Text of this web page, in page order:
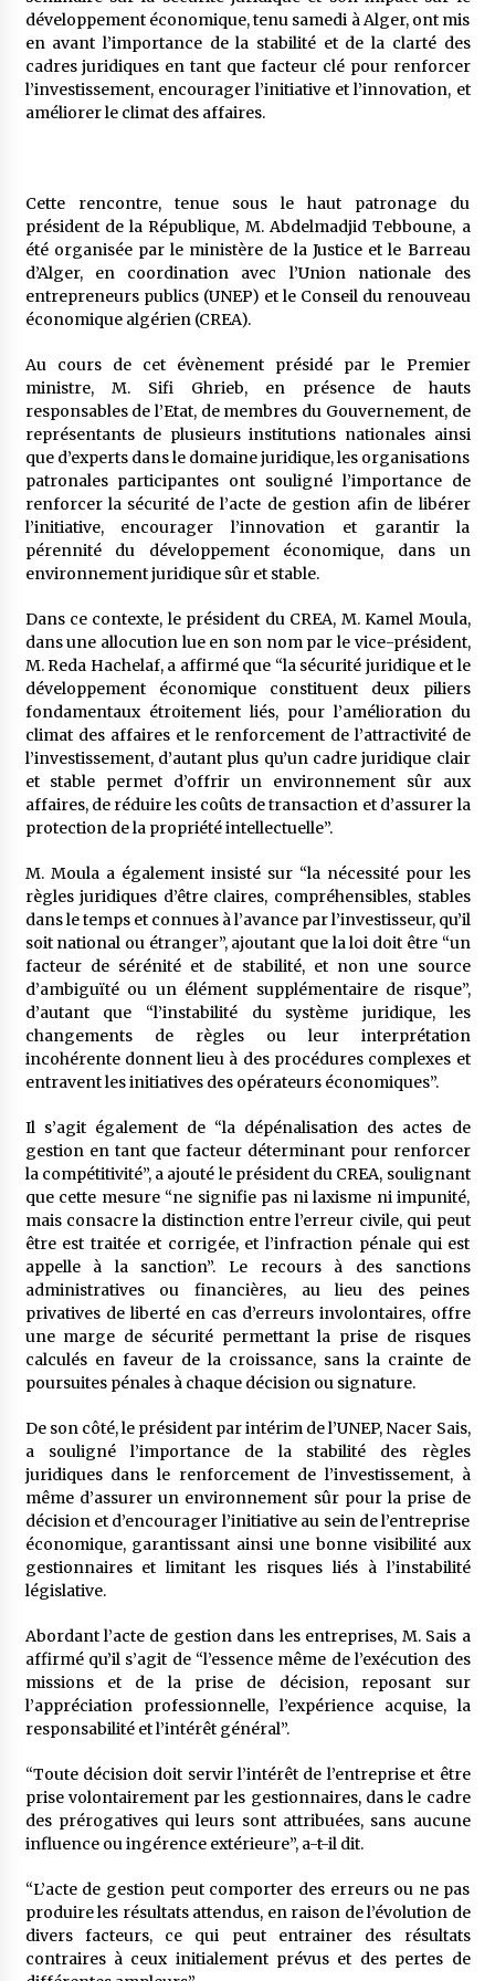
5 ans ago
Rencontre nocturne dans le désert (Un conte
touareg)
5 ans ago
Tradition orale/ D’où viennent les contes et à
5 ans ago
développement économique, tenu samedi à Alger, ont mis
en avant l’importance de la stabilité et de la clarté des
cadres juridiques en tant que facteur clé pour renforcer
l’investissement, encourager l’initiative et l’innovation, et
améliorer le climat des affaires.
Cette rencontre, tenue sous le haut patronage du
président de la République, M. Abdelmadjid Tebboune, a
été organisée par le ministère de la Justice et le Barreau
d’Alger, en coordination avec l’Union nationale des
entrepreneurs publics (UNEP) et le Conseil du renouveau
économique algérien (CREA).
Au cours de cet évènement présidé par le Premier
ministre, M. Sifi Ghrieb, en présence de hauts
responsables de l’Etat, de membres du Gouvernement, de
représentants de plusieurs institutions nationales ainsi
que d’experts dans le domaine juridique, les organisations
patronales participantes ont souligné l’importance de
renforcer la sécurité de l’acte de gestion afin de libérer
l’initiative, encourager l’innovation et garantir la
pérennité du développement économique, dans un
environnement juridique sûr et stable.
Dans ce contexte, le président du CREA, M. Kamel Moula,
dans une allocution lue en son nom par le vice-président,
M. Reda Hachelaf, a affirmé que “la sécurité juridique et le
développement économique constituent deux piliers
fondamentaux étroitement liés, pour l’amélioration du
climat des affaires et le renforcement de l’attractivité de
l’investissement, d’autant plus qu’un cadre juridique clair
et stable permet d’offrir un environnement sûr aux
affaires, de réduire les coûts de transaction et d’assurer la
protection de la propriété intellectuelle”.
M. Moula a également insisté sur “la nécessité pour les
règles juridiques d’être claires, compréhensibles, stables
dans le temps et connues à l’avance par l’investisseur, qu’il
soit national ou étranger”, ajoutant que la loi doit être “un
facteur de sérénité et de stabilité, et non une source
d’ambiguïté ou un élément supplémentaire de risque”,
d’autant que “l’instabilité du système juridique, les
changements de règles ou leur interprétation
incohérente donnent lieu à des procédures complexes et
entravent les initiatives des opérateurs économiques”.
Il s’agit également de “la dépénalisation des actes de
gestion en tant que facteur déterminant pour renforcer
la compétitivité”, a ajouté le président du CREA, soulignant
que cette mesure “ne signifie pas ni laxisme ni impunité,
mais consacre la distinction entre l’erreur civile, qui peut
être est traitée et corrigée, et l’infraction pénale qui est
appelle à la sanction”. Le recours à des sanctions
administratives ou financières, au lieu des peines
privatives de liberté en cas d’erreurs involontaires, offre
une marge de sécurité permettant la prise de risques
calculés en faveur de la croissance, sans la crainte de
poursuites pénales à chaque décision ou signature.
De son côté, le président par intérim de l’UNEP, Nacer Sais,
a souligné l’importance de la stabilité des règles
juridiques dans le renforcement de l’investissement, à
même d’assurer un environnement sûr pour la prise de
décision et d’encourager l’initiative au sein de l’entreprise
économique, garantissant ainsi une bonne visibilité aux
gestionnaires et limitant les risques liés à l’instabilité
législative.
Abordant l’acte de gestion dans les entreprises, M. Sais a
affirmé qu’il s’agit de “l’essence même de l’exécution des
missions et de la prise de décision, reposant sur
l’appréciation professionnelle, l’expérience acquise, la
responsabilité et l’intérêt général”.
“Toute décision doit servir l’intérêt de l’entreprise et être
prise volontairement par les gestionnaires, dans le cadre
des prérogatives qui leurs sont attribuées, sans aucune
influence ou ingérence extérieure”, a-t-il dit.
“L’acte de gestion peut comporter des erreurs ou ne pas
produire les résultats attendus, en raison de l’évolution de
divers facteurs, ce qui peut entrainer des résultats
contraires à ceux initialement prévus et des pertes de